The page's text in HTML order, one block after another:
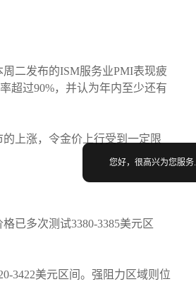
二发布的ISM服务业PMI表现疲
超过90%，并认为年内至少还有
上涨，令金价上行受到一定限
已多次测试3380-3385美元区
3422美元区间。强阻力区域则位
您好，很高兴为您服务...